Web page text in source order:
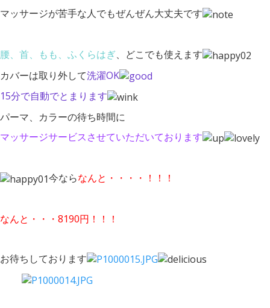
マッサージが苦手な人でもぜんぜん大丈夫です
腰、首、もも、ふくらはぎ、どこでも使えます
カバーは取り外して洗濯OK
15分で自動でとまります
パーマ、カラーの待ち時間に
マッサージサービスさせていただいております
今ならなんと・・・・！！！
なんと・・・ 8190円！！！
お待ちしております